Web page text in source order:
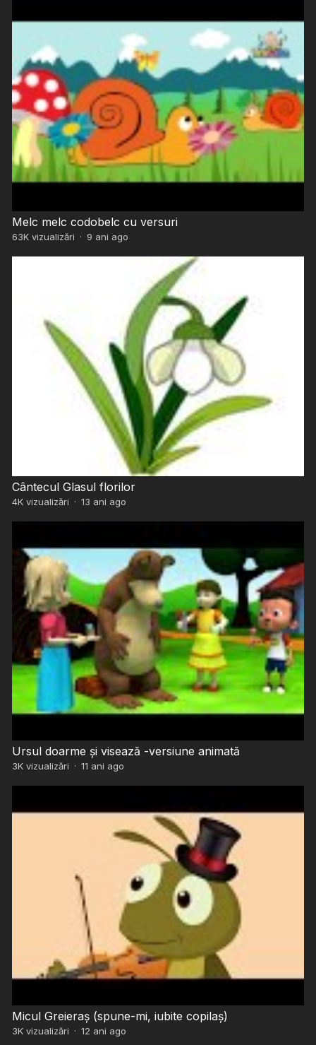
Melc melc codobelc cu versuri
63Kvizualizări · 9 ani ago
Cântecul Glasul florilor
4Kvizualizări · 13 ani ago
Ursul doarme și visează -versiune animată
3Kvizualizări · 11 ani ago
Micul Greieraș (spune-mi, iubite copilaş)
3Kvizualizări · 12 ani ago